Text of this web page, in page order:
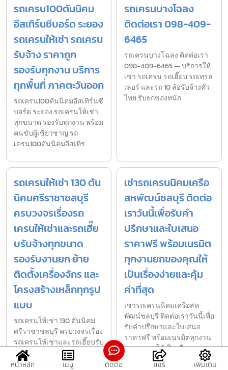
รถเครน100ตันนิคม
อีสเทิร์นซีบอร์ด ระยอง
รถเครนให้เช่า รถเครน
รับจ้าง ราคาถูก
รองรับทุกงาน บริการ
ทุกพื้นที่ ภาคตะวันออก
รถเครน100ตันนิคมอีสเทิร์นซี
บอร์ด ระยอง รถเครนให้เช่า
ทุกขนาด รองรับทุกงาน พร้อม
คนขับผู้เชี่ยวชาญ รถ
เครน100ตันนิคมอีสเทิร
รถเครนบางโฉลง
ติดต่อเรา 098-409-
6465
รถเครนบางโฉลง ติดต่อเรา
098-409-6465 — บริการให้
เช่า รถเครน รถเฮี๊ยบ รถเทรล
เลอร์ และรถ 10 ล้อรับจ้างทั่ว
ไทย รับยกของหนัก
รถเครนให้เช่า 130 ตัน
นิคมศรีราชาชลบุรี
ครบวงจรเรื่องรถ
เครนให้เช่าและรถเฮี๊ย
บรับจ้างทุกขนาด
รองรับงานยก ย้าย
ติดตั้งเครื่องจักร และ
โครงสร้างเหล็กทุกรูป
แบบ
รถเครนให้เช่า 130 ตันนิคม
ศรีราชาชลบุรี ครบวงจรเรื่อง
รถเครนให้เช่าและรถเฮี๊ยบรับ
จ้างทุกขนาด รองรับงานยก
ย้าย ติดตั้งเครื่
เช่ารถเครนนิคมเครือ
สหพัฒน์ชลบุรี ติดต่อ
เราวันนี้เพื่อรับคำ
ปรึกษาและใบเสนอ
ราคาฟรี พร้อมเนรมิต
ทุกงานยกของคุณให้
เป็นเรื่องง่ายและคุ้ม
ค่าที่สุด
เช่ารถเครนนิคมเครือสห
พัฒน์ชลบุรี ติดต่อเราวันนี้เพื่อ
รับคำปรึกษาและใบเสนอ
ราคาฟรี พร้อมเนรมิตทุกงาน
ยกของคุณให้เป็นเรื่องง
หน้าหลัก
เมนู ติดต่อ แชร์ เพิ่มเติม